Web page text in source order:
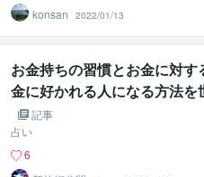
konsan
2022/01/13
お金持ちの習慣とお金に対す
金に好かれる人になる方法を
やすく徹底解説します
記事
占い
6